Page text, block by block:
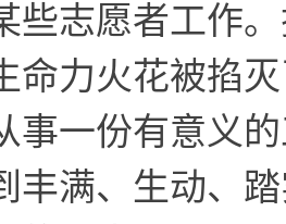
些志愿者工作
命力火花被掐
事一份有意义
丰满、生动、